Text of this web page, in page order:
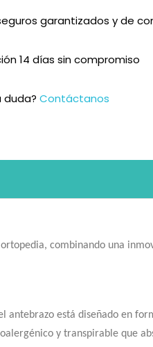
garantizados y de
14 días sin compromiso
duda? Contáctanos
combinando una
antebrazo está diseñado en
y transpirable que